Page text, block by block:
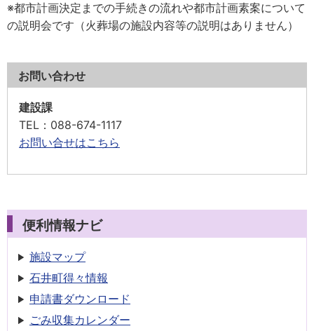
※都市計画決定までの手続きの流れや都市計画素案について
の説明会です（火葬場の施設内容等の説明はありません）
お問い合わせ
建設課
TEL ：088-674-1117
お問い合せはこちら
便利情報ナビ
施設マップ
石井町得々情報
申請書ダウンロード
ごみ収集カレンダー